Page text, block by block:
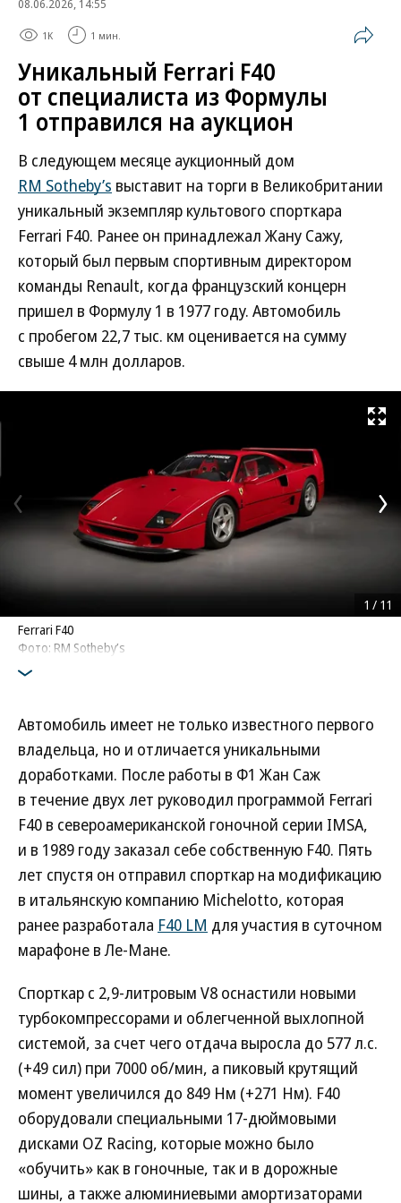
08.06.2026, 14:55
1K 1 мин.
Уникальный Ferrari F40
от специалиста из Формулы
1 отправился на аукцион
В следующем месяце аукционный дом
RM Sotheby’s выставит на торги в Великобритании
уникальный экземпляр культового спорткара
Ferrari F40. Ранее он принадлежал Жану Сажу,
который был первым спортивным директором
команды Renault, когда французский концерн
пришел в Формулу 1 в 1977 году. Автомобиль
с пробегом 22,7 тыс. км оценивается на сумму
свыше 4 млн долларов.
Развернуть
Ferrari F40
Фото: RM Sotheby’s
1 / 11
Автомобиль имеет не только известного первого
владельца, но и отличается уникальными
доработками. После работы в Ф1 Жан Саж
в течение двух лет руководил программой Ferrari
F40 в североамериканской гоночной серии IMSA,
и в 1989 году заказал себе собственную F40. Пять
лет спустя он отправил спорткар на модификацию
в итальянскую компанию Michelotto, которая
ранее разработала F40 LM для участия в суточном
марафоне в Ле-Мане.
Спорткар с 2,9-литровым V8 оснастили новыми
турбокомпрессорами и облегченной выхлопной
системой, за счет чего отдача выросла до 577 л.с.
(+49 сил) при 7000 об/мин, а пиковый крутящий
момент увеличился до 849 Нм (+271 Нм). F40
оборудовали специальными 17-дюймовыми
дисками OZ Racing, которые можно было
«обучить» как в гоночные, так и в дорожные
шины, а также алюминиевыми амортизаторами